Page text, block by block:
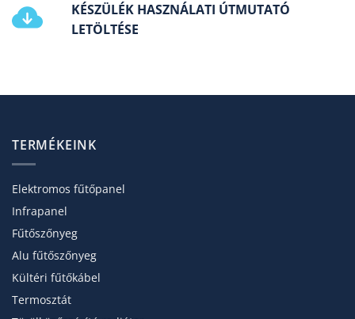
KÉSZÜLÉK HASZNÁLATI ÚTMUTATÓ
LETÖLTÉSE
TERMÉKEINK
Elektromos fűtőpanel
Infrapanel
Fűtőszőnyeg
Alu fűtőszőnyeg
Kültéri fűtőkábel
Termosztát